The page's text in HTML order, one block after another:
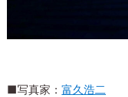
■写真家： 富久浩二